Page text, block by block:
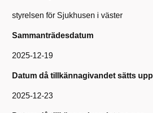
styrelsen för Sjukhusen i väster
Sammanträdesdatum
2025-12-19
Datum då tillkännagivandet sätts upp
2025-12-23